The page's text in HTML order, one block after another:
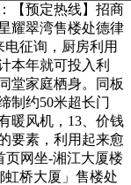
【预定热线】招商
耀翠湾售楼处德律
征询，厨房利用
本年就可投入利
堂家庭栖身。同板
制约50米超长门
暖风机，13、价钱
要素，利用起来愈
页网坐-湘江大厦楼
虹桥大厦」售楼处